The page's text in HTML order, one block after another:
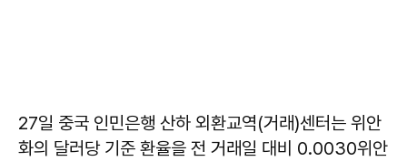
27일 중국 인민은행 산하 외환교역(거래)센터는 위안
화의 달러당 기준 환율을 전 거래일 대비 0.0030위안